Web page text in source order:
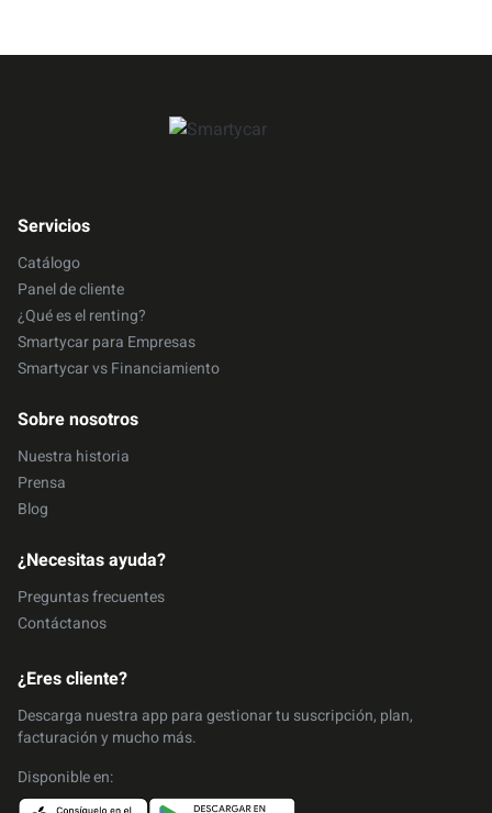
Servicios
Catálogo
Panel de cliente
¿Qué es el renting?
Smartycar para Empresas
Smartycar vs Financiamiento
Sobre nosotros
Nuestra historia
Prensa
Blog
¿Necesitas ayuda?
Preguntas frecuentes
Contáctanos
¿Eres cliente?
Descarga nuestra app para gestionar tu suscripción, plan,
facturación y mucho más.
Disponible en: